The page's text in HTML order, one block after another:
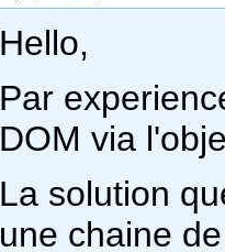
Hello,
Par
DOM via
La solution
une chaine